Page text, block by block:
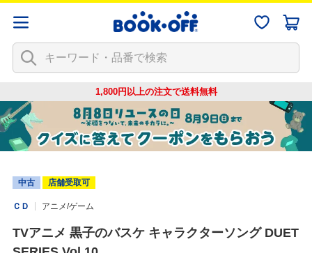
1,800円以上の注文で送料無料
中古 店舗受取可
ＣＤ アニメ/ゲーム
TVアニメ 黒子のバスケ キャラクターソング DUET